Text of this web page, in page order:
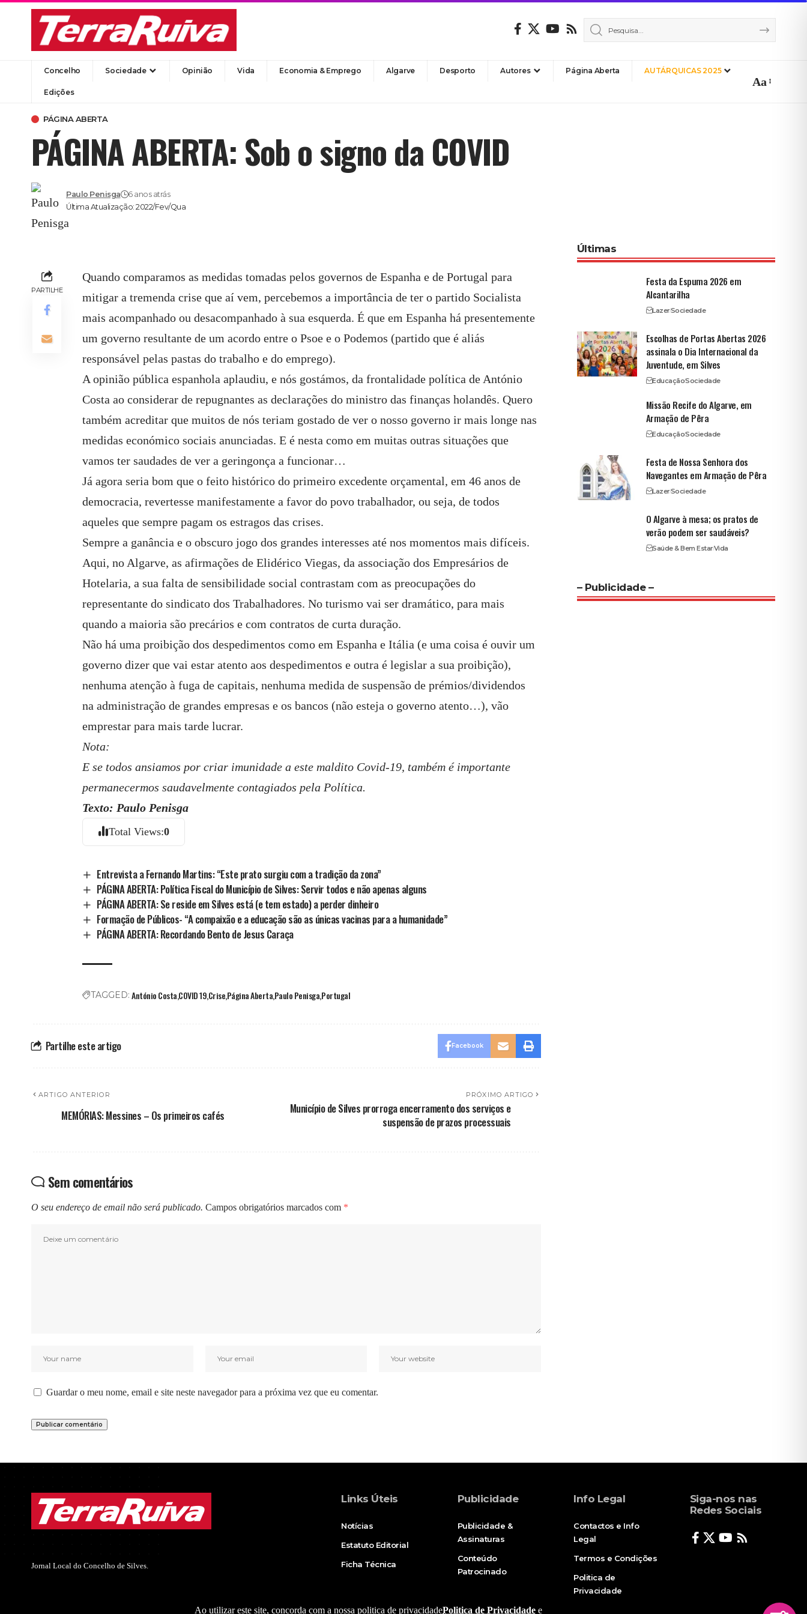
Ao utilizar este site, concorda com a nossa politica de privacidadePolitica de Privacidade e
Concelho Sociedade Opinião Vida Economia & Emprego Algarve Desporto Autores Página Aberta AUTÁRQUICAS 2025
Edições
Aa
PÁGINA ABERTA
PÁGINA ABERTA: Sob o signo da COVID
Última Atualização: 2022/Fev/Qua
Paulo Penisga 6 anos atrás
PARTILHE
Quando comparamos as medidas tomadas pelos governos de Espanha e de Portugal para
mitigar a tremenda crise que aí vem, percebemos a importância de ter o partido Socialista
mais acompanhado ou desacompanhado à sua esquerda. É que em Espanha há presentemente
um governo resultante de um acordo entre o Psoe e o Podemos (partido que é aliás
responsável pelas pastas do trabalho e do emprego).
A opinião pública espanhola aplaudiu, e nós gostámos, da frontalidade política de António
Costa ao considerar de repugnantes as declarações do ministro das finanças holandês. Quero
também acreditar que muitos de nós teriam gostado de ver o nosso governo ir mais longe nas
medidas económico sociais anunciadas. E é nesta como em muitas outras situações que
vamos ter saudades de ver a geringonça a funcionar…
Já agora seria bom que o feito histórico do primeiro excedente orçamental, em 46 anos de
democracia, revertesse manifestamente a favor do povo trabalhador, ou seja, de todos
aqueles que sempre pagam os estragos das crises.
Sempre a ganância e o obscuro jogo dos grandes interesses até nos momentos mais difíceis.
Aqui, no Algarve, as afirmações de Elidérico Viegas, da associação dos Empresários de
Hotelaria, a sua falta de sensibilidade social contrastam com as preocupações do
representante do sindicato dos Trabalhadores. No turismo vai ser dramático, para mais
quando a maioria são precários e com contratos de curta duração.
Não há uma proibição dos despedimentos como em Espanha e Itália (e uma coisa é ouvir um
governo dizer que vai estar atento aos despedimentos e outra é legislar a sua proibição),
nenhuma atenção à fuga de capitais, nenhuma medida de suspensão de prémios/dividendos
na administração de grandes empresas e os bancos (não esteja o governo atento…), vão
emprestar para mais tarde lucrar.
Nota:
E se todos ansiamos por criar imunidade a este maldito Covid-19, também é importante
permanecermos saudavelmente contagiados pela Política.
Texto: Paulo Penisga
Total Views:0
Entrevista a Fernando Martins: “Este prato surgiu com a tradição da zona”
PÁGINA ABERTA: Política Fiscal do Município de Silves: Servir todos e não apenas alguns
PÁGINA ABERTA: Se reside em Silves está (e tem estado) a perder dinheiro
Formação de Públicos- “A compaixão e a educação são as únicas vacinas para a humanidade”
PÁGINA ABERTA: Recordando Bento de Jesus Caraça
TAGGED: António CostaCOVID 19CrisePágina AbertaPaulo PenisgaPortugal
Partilhe este artigo Facebook
ARTIGO ANTERIOR
MEMÓRIAS: Messines – Os primeiros cafés
PRÓXIMO ARTIGO
Município de Silves prorroga encerramento dos serviços e
suspensão de prazos processuais
Sem comentários
O seu endereço de email não será publicado. Campos obrigatórios marcados com *
Guardar o meu nome, email e site neste navegador para a próxima vez que eu comentar.
Últimas
Festa da Espuma 2026 em
Alcantarilha
LazerSociedade
Escolhas de Portas Abertas 2026
assinala o Dia Internacional da
Juventude, em Silves
EducaçãoSociedade
Missão Recife do Algarve, em
Armação de Pêra
EducaçãoSociedade
Festa de Nossa Senhora dos
Navegantes em Armação de Pêra
LazerSociedade
O Algarve à mesa; os pratos de
verão podem ser saudáveis?
Saúde & Bem EstarVida
– Publicidade –
Jornal Local do Concelho de Silves.
Links Úteis
Notícias
Estatuto Editorial
Ficha Técnica
Publicidade
Publicidade &
Assinaturas
Conteúdo
Patrocinado
Info Legal
Contactos e Info
Legal
Termos e Condições
Politica de
Privacidade
Siga-nos nas
Redes Sociais